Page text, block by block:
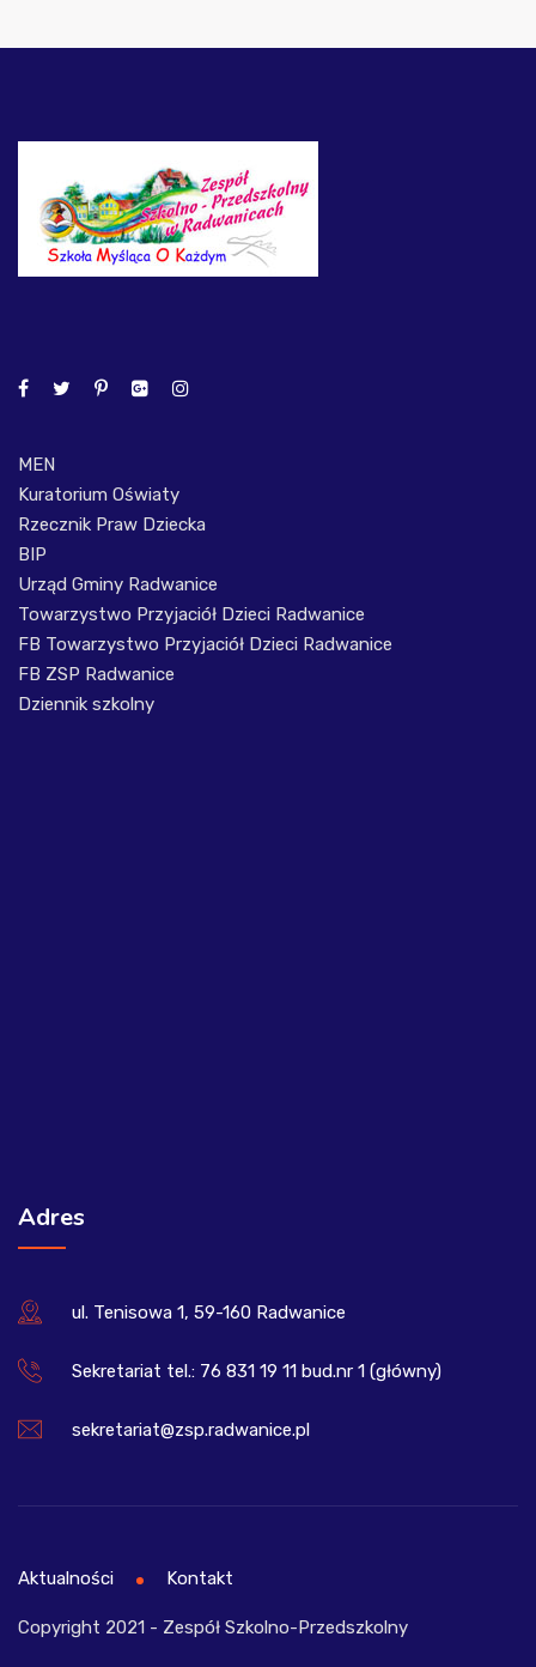
MEN
Kuratorium Oświaty
Rzecznik Praw Dziecka
BIP
Urząd Gminy Radwanice
Towarzystwo Przyjaciół Dzieci Radwanice
FB Towarzystwo Przyjaciół Dzieci Radwanice
FB ZSP Radwanice
Dziennik szkolny
Adres
ul. Tenisowa 1, 59-160 Radwanice
Sekretariat tel.: 76 831 19 11 bud.nr 1 (główny)
sekretariat@zsp.radwanice.pl
Copyright 2021 - Zespół Szkolno-Przedszkolny
Aktualności Kontakt